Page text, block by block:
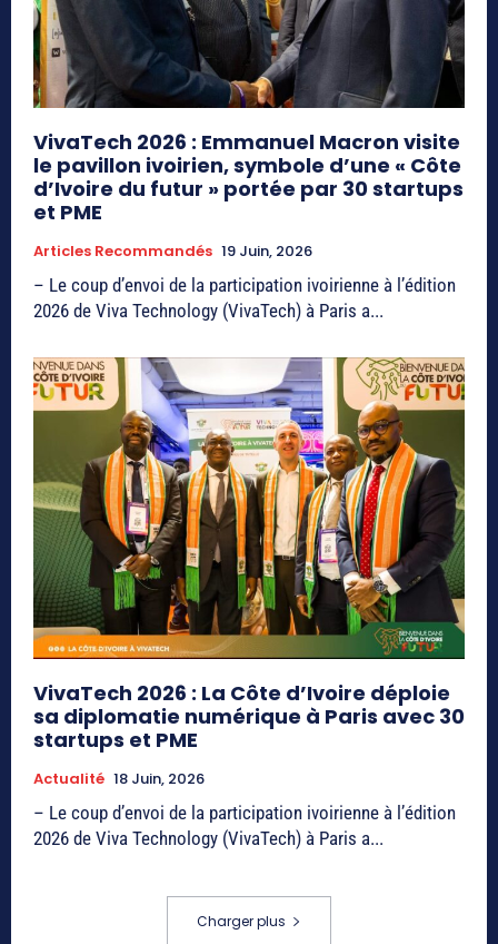
VivaTech 2026 : Emmanuel Macron visite
le pavillon ivoirien, symbole d’une « Côte
d’Ivoire du futur » portée par 30 startups
et PME
Articles Recommandés 19 Juin, 2026
– Le coup d’envoi de la participation ivoirienne à l’édition
2026 de Viva Technology (VivaTech) à Paris a...
VivaTech 2026 : La Côte d’Ivoire déploie
sa diplomatie numérique à Paris avec 30
startups et PME
Actualité 18 Juin, 2026
– Le coup d’envoi de la participation ivoirienne à l’édition
2026 de Viva Technology (VivaTech) à Paris a...
Charger plus